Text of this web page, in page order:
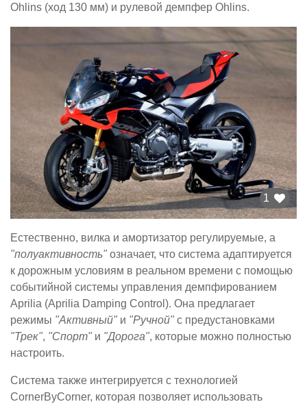
Ohlins (ход 130 мм) и рулевой демпфер Ohlins.
1
Естественно, вилка и амортизатор регулируемые, а
"полуактивность" означает, что система адаптируется
к дорожным условиям в реальном времени с помощью
событийной системы управления демпфированием
Aprilia (Aprilia Damping Control). Она предлагает
режимы "Активный" и "Ручной" с предустановками
"Трек", "Спорт" и "Дорога", которые можно полностью
настроить.
Система также интегрируется с технологией
CornerByCorner, которая позволяет использовать